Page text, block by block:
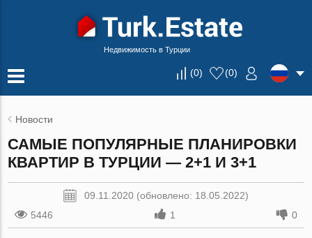
Недвижимость в Турции
(0) (0)
Новости
САМЫЕ ПОПУЛЯРНЫЕ ПЛАНИРОВКИ
КВАРТИР В ТУРЦИИ — 2+1 И 3+1
09.11.2020 (обновлено: 18.05.2022)
5446
1 0